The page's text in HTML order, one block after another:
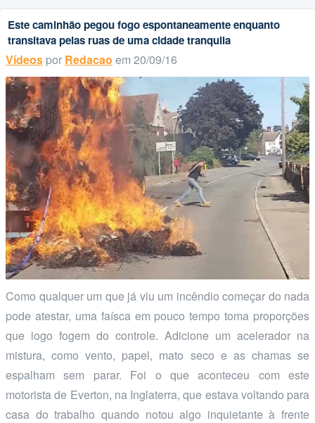
Este caminhão pegou fogo espontaneamente enquanto
transitava pelas ruas de uma cidade tranquila
Vídeos por Redacao em 20/09/16
Como qualquer um que já viu um incêndio começar do nada
pode atestar, uma faísca em pouco tempo toma proporções
que logo fogem do controle. Adicione um acelerador na
mistura, como vento, papel, mato seco e as chamas se
espalham sem parar. Foi o que aconteceu com este
motorista de Everton, na Inglaterra, que estava voltando para
casa do trabalho quando notou algo inquietante à frente